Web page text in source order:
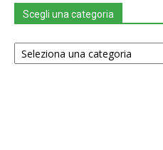
Scegli una categoria
Scegli
una